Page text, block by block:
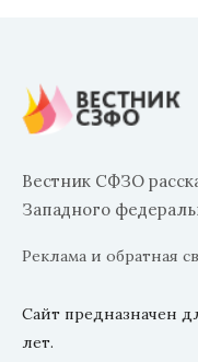
Вестник СФЗО
Западного
Реклама и обратная
Сайт предназначен
лет.